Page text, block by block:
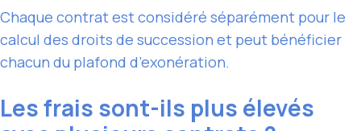
Chaque contrat est considéré séparément pour le
calcul des droits de succession et peut bénéficier
chacun du plafond d’exonération.
Les frais sont-ils plus élevés